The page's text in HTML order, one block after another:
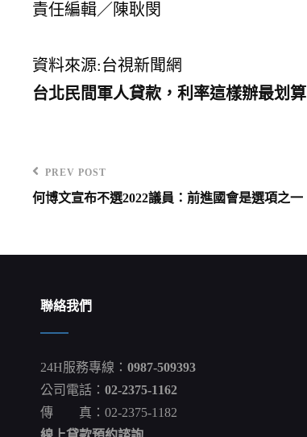
責任編輯／陳耿閔
資料來源:台視新聞網
台北民間軍人貸款，利率這樣辦最划算
章
覽
Previous
Post
PREV POST
何博文宣布不選2022議員：前進國會是選項之一
聯絡我們
24H服務專線： 0987-509393
公司電話： 02-2375-1162
傳 真：02-2375-1182